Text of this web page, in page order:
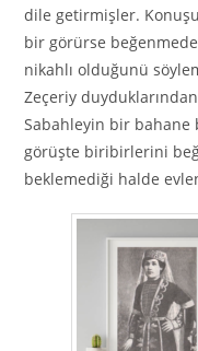
dile getirmişler.
bir görürse
nikahlı olduğunü
Zeçeriy
Sabahleyin bir bahane
görüşte biribirlerini
beklemediği halde